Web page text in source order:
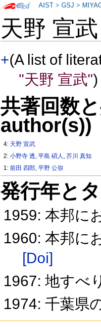
天野 宣
+(A list of
"天野 宣武")
共著回数
author(s))
4: 天野 宣武
2:小野寺 透,平島 碩人 ,芥川 真知
1:前田 四郎,平野 公弥
発行年と
1959: 本邦に
1960: 本邦に
[Doi]
1967: 地すべ
1974: 千葉県
AIST >GSJ >